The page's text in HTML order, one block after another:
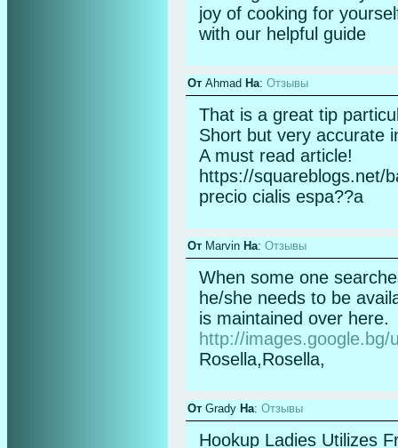
joy of cooking for
with our helpful guide
От Ahmad На: Отзывы
That is a great tip
Short but very accurate
A must read article!
https://squareblogs.net/
precio cialis espa??a
От Marvin На: Отзывы
When some one
he/she needs to be
is maintained over here.
http://
Rosella,Rosella,
От Grady На: Отзывы
Hookup Ladies Utilizes